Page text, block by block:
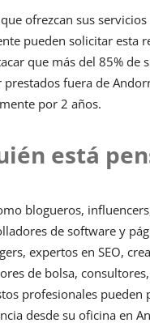
ofrezcan sus servicios
pueden solicitar esta
que más del 85% de
fuera de
por 2 años.
está
blogueros,
de software y
expertos en SEO,
de bolsa,
profesionales pueden
desde su oficina en